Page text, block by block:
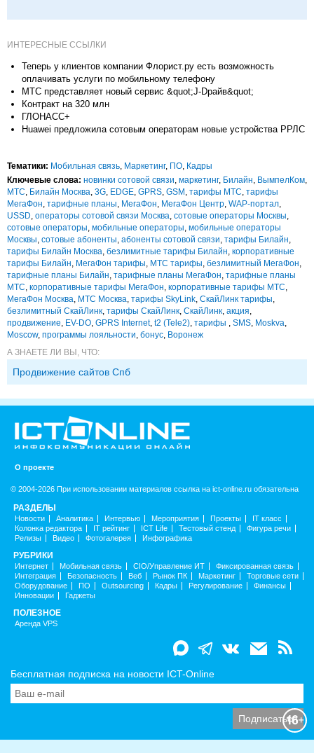
ИНТЕРЕСНЫЕ ССЫЛКИ
Теперь у клиентов компании Флорист.ру есть возможность
оплачивать услуги по мобильному телефону
МТС представляет новый сервис &quot;J-Dрайв&quot;
Контракт на 320 млн
ГЛОНАСС+
Huawei предложила сотовым операторам новые устройства РРЛС
Тематики: Мобильная связь Маркетинг, ПО Кадры
Ключевые слова: новинки сотовой связи маркетинг, Билайн ВымпелКом
МТС Билайн Москва 3G EDGE GPRS GSM тарифы МТС тарифы
МегаФон тарифные планы МегаФон МегаФон Центр WAP-портал
USSD операторы сотовой связи Москва сотовые операторы Москвы
сотовые операторы мобильные операторы мобильные операторы
Москвы сотовые абоненты абоненты сотовой связи тарифы Билайн
тарифы Билайн Москва безлимитные тарифы Билайн корпоративные
тарифы Билайн МегаФон тарифы МТС тарифы безлимитный МегаФон
тарифные планы Билайн тарифные планы МегаФон тарифные планы
МТС корпоративные тарифы МегаФон корпоративные тарифы МТС
МегаФон Москва МТС Москва тарифы SkyLink СкайЛинк тарифы
безлимитный СкайЛинк тарифы СкайЛинк СкайЛинк акция
продвижение EV-DO GPRS Internet, t2 (Tele2) тарифы SMS Moskva
Moscow, программы лояльности бонус Воронеж
А ЗНАЕТЕ ЛИ ВЫ, ЧТО:
Продвижение сайтов Спб
О проекте
© 2004-2026 При использовании материалов ссылка на ict-online.ru обязательна
РАЗДЕЛЫ
Новости Аналитика Интервью Мероприятия Проекты
IT класс
Колонка редактора
IT рейтинг ICT Life Тестовый стенд
Фигура речи
Релизы
Видео Фотогалерея Инфографика
РУБРИКИ
Интернет Мобильная связь CIO/Управление ИТ
Фиксированная связь
Интеграция
Безопасность Веб Рынок ПК Маркетинг
Торговые сети
Оборудование
ПО Outsourcing Кадры Регулирование
Финансы
Инновации
Гаджеты
ПОЛЕЗНОЕ
Аренда VPS
Бесплатная подписка на новости ICT-Online